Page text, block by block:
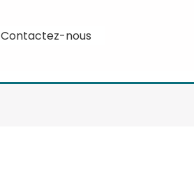
Contactez-nous